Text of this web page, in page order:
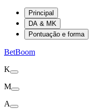
Principal
DA & MK
Pontuação e forma
BetBoom
K
M
A